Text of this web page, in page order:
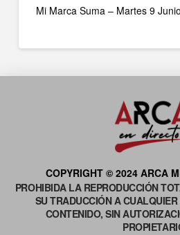
Mi Marca Suma – Martes 9
COPYRIGHT © 2024 ARCA
PROHIBIDA LA REPRODUCCIÓN
SU TRADUCCIÓN A
CONTENIDO, SIN